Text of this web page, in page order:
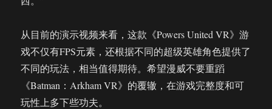
从目前的演示视频来看，这款《Powers United VR》游
戏不仅有FPS元素，还根据不同的超级英雄角色提供了
不同的玩法，相当值得期待。希望漫威不要重蹈
《Batman：Arkham VR》的覆辙，在游戏完整度和可
玩性上多下些功夫。